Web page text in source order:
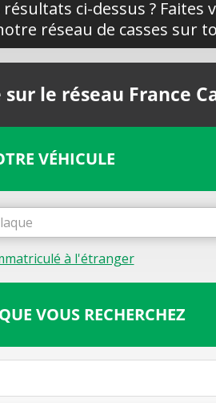
ci-dessus ? Faites
réseau de casses sur
le réseau France
VÉHICULE
à l'étranger
VOUS RECHERCHEZ